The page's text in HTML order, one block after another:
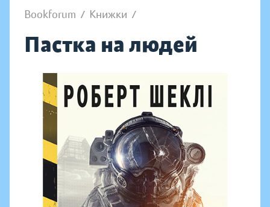
Bookforum / Книжки /
Пастка на людей